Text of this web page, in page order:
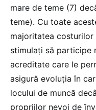
mare de teme (7)
teme). Cu toate
majoritatea
stimulați să participe
acreditate care le
asigură evoluția în
locului de muncă
propriilor nevoi de